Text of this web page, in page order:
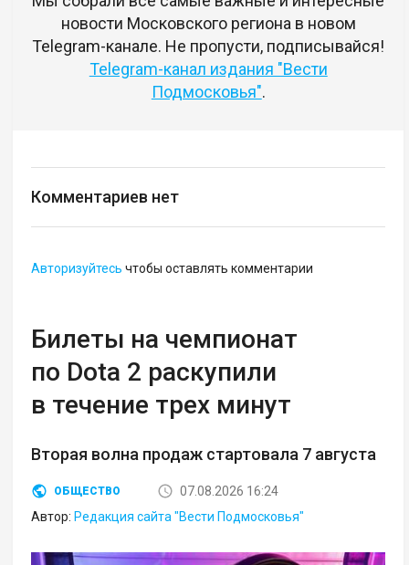
новости Московского региона в новом
Telegram-канале. Не пропусти, подписывайся!
Telegram-канал издания "Вести
Подмосковья".
Комментариев нет
Авторизуйтесь чтобы оставлять комментарии
Билеты на чемпионат
по Dota 2 раскупили
в течение трех минут
Вторая волна продаж стартовала 7 августа
ОБЩЕСТВО
07.08.2026 16:24
Автор: Редакция сайта "Вести Подмосковья"